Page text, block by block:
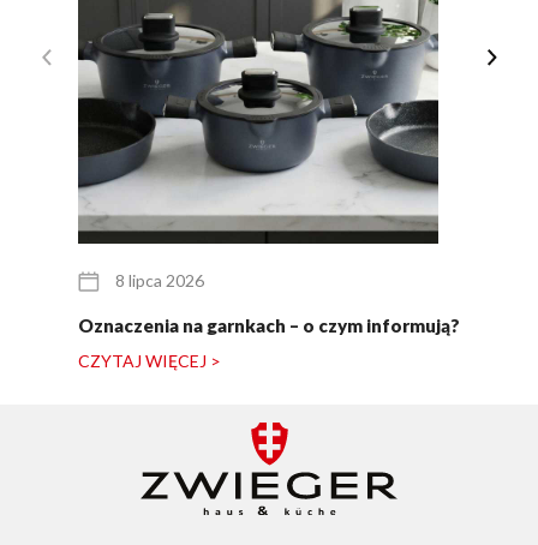
8 lipca 2026
Oznaczenia na garnkach – o czym informują?
CZYTAJ WIĘCEJ >